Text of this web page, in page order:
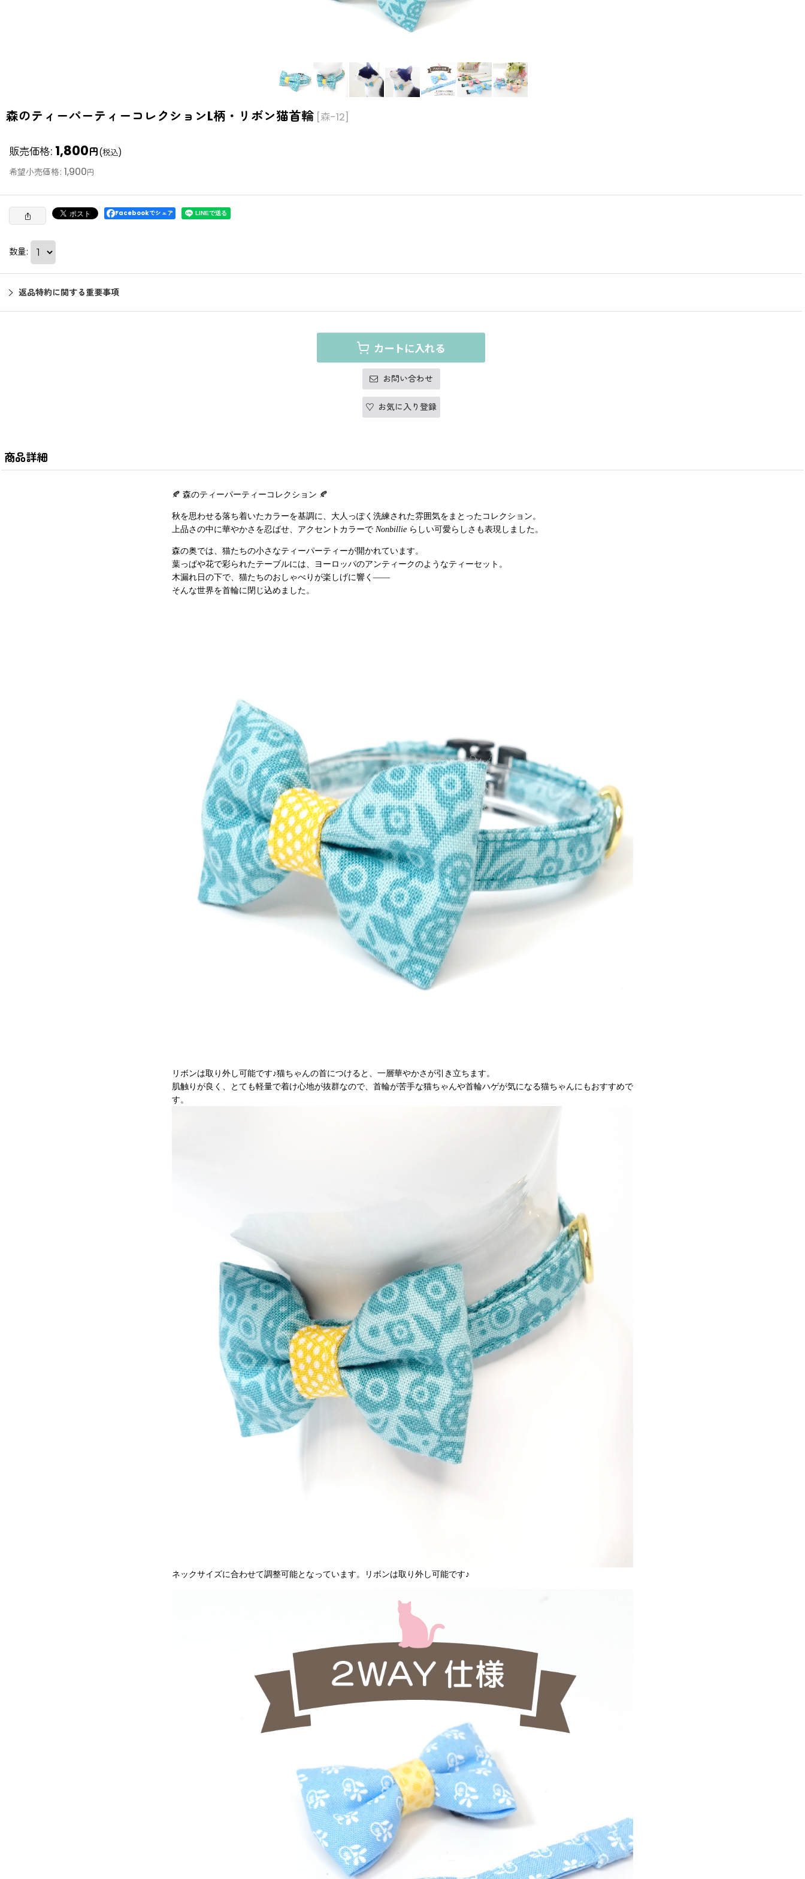
森のティーパーティーコレクションL柄・リボン猫首輪 森-12
販売価格: 1,800円(税込)
希望小売価格: 1,900円
Facebookでシェア
数量:
返品特約に関する重要事項
カートに入れる
お問い合わせ
お気に入り登録
商品詳細
🍂 森のティーパーティーコレクション 🍂
秋を思わせる落ち着いたカラーを基調に、大人っぽく洗練された雰囲気をまとったコレクション。
上品さの中に華やかさを忍ばせ、アクセントカラーで Nonbillie らしい可愛らしさも表現しました。
森の奥では、猫たちの小さなティーパーティーが開かれています。
葉っぱや花で彩られたテーブルには、ヨーロッパのアンティークのようなティーセット。
木漏れ日の下で、猫たちのおしゃべりが楽しげに響く――
そんな世界を首輪に閉じ込めました。
リボンは取り外し可能です♪猫ちゃんの首につけると、一層華やかさが引き立ちます。
肌触りが良く、とても軽量で着け心地が抜群なので、首輪が苦手な猫ちゃんや首輪ハゲが気になる猫ちゃんにもおすすめで
す。
ネックサイズに合わせて調整可能となっています。リボンは取り外し可能です♪